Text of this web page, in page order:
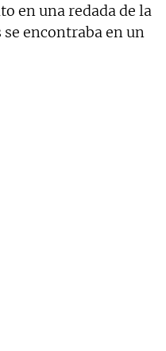
en una redada de la
encontraba en un